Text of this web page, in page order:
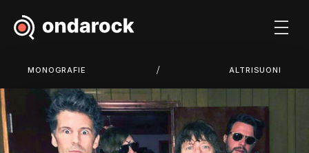
MONOGRAFIE / ALTRISUONI